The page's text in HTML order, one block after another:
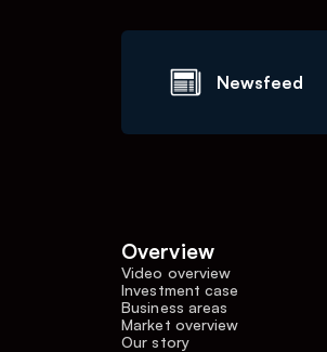
Newsfeed
Overview
Video overview
Investment case
Business areas
Market overview
Our story